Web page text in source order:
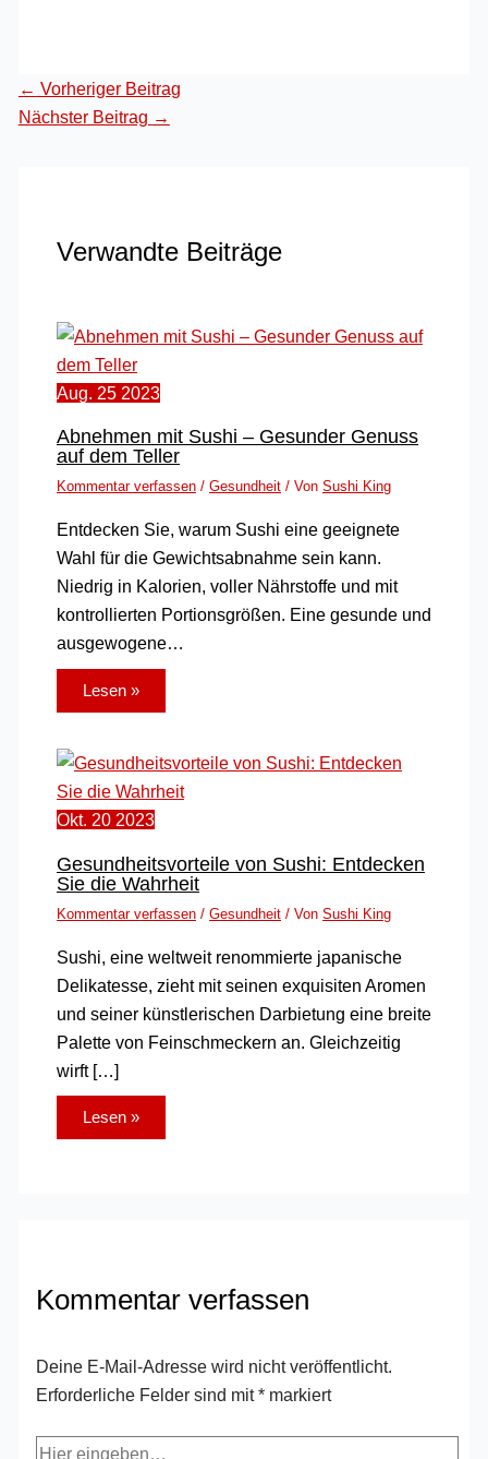
← Vorheriger Beitrag
Nächster Beitrag →
Verwandte Beiträge
Aug. 25 2023
Abnehmen mit Sushi – Gesunder Genuss
auf dem Teller
Kommentar verfassen / Gesundheit/ Von Sushi King
Entdecken Sie, warum Sushi eine geeignete
Wahl für die Gewichtsabnahme sein kann.
Niedrig in Kalorien, voller Nährstoffe und mit
kontrollierten Portionsgrößen. Eine gesunde und
ausgewogene…
Lesen »
Okt. 20 2023
Gesundheitsvorteile von Sushi: Entdecken
Sie die Wahrheit
Kommentar verfassen / Gesundheit/ Von Sushi King
Sushi, eine weltweit renommierte japanische
Delikatesse, zieht mit seinen exquisiten Aromen
und seiner künstlerischen Darbietung eine breite
Palette von Feinschmeckern an. Gleichzeitig
wirft […]
Lesen »
Kommentar verfassen
Deine E-Mail-Adresse wird nicht veröffentlicht.
Erforderliche Felder sind mit* markiert
Hier